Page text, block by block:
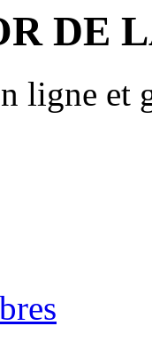
DE
ligne et